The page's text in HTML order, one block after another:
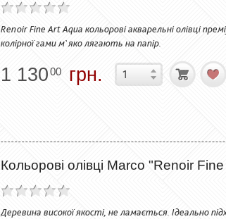
Renoir Fine Art Aqua кольорові акварельні олівці
колірної гами м`яко лягають на папір.
1 13000 грн.
Кольорові олівці Marco "Renoir
Деревина високої якості, не ламається. Ідеально